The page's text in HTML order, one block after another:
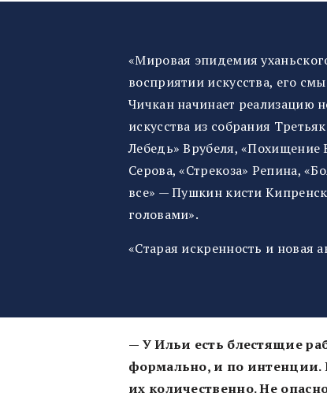
«Мировая эпидемия
восприятии искусства, его
Чичкан начинает реализацию
искусства из собрания
Лебедь» Врубеля, «Похищение
Серова, «Стрекоза» Репина,
все» — Пушкин кисти
головами».
«Старая искренность и новая
— У Ильи есть блестящие
формально, и по интенции.
их количественно. Не